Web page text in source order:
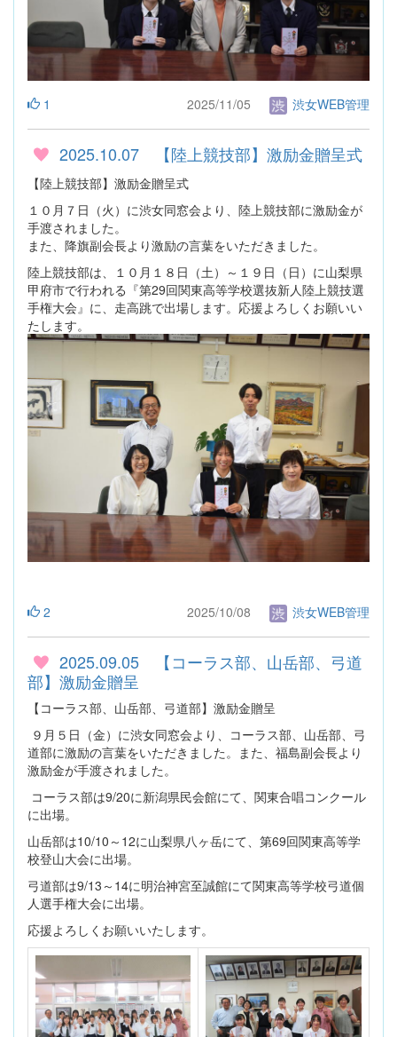
1 2025/11/05 渋女WEB管理
2025.10.07 【陸上競技部】激励金贈呈式
【陸上競技部】激励金贈呈式
１０月７日（火）に渋女同窓会より、陸上競技部に激励金が
手渡されました。
また、降旗副会長より激励の言葉をいただきました。
陸上競技部は、１０月１８日（土）～１９日（日）に山梨県
甲府市で行われる『第29回関東高等学校選抜新人陸上競技選
手権大会』に、走高跳で出場します。応援よろしくお願いい
たします。
2 2025/10/08 渋女WEB管理
2025.09.05 【コーラス部、山岳部、弓道
部】激励金贈呈
【コーラス部、山岳部、弓道部】激励金贈呈
９月５日（金）に渋女同窓会より、コーラス部、山岳部、弓
道部に激励の言葉をいただきました。また、福島副会長より
激励金が手渡されました。
コーラス部は9/20に新潟県民会館にて、関東合唱コンクール
に出場。
山岳部は10/10～12に山梨県八ヶ岳にて、第69回関東高等学
校登山大会に出場。
弓道部は9/13～14に明治神宮至誠館にて関東高等学校弓道個
人選手権大会に出場。
応援よろしくお願いいたします。